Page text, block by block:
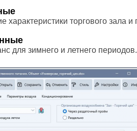
характеристики торгового зала и
для зимнего и летнего периодов.